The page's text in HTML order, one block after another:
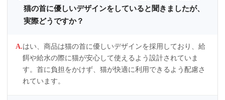
猫の首に優しいデザインをしていると聞きましたが、
実際どうですか？
はい、商品は猫の首に優しいデザインを採用しており、給
餌や給水の際に猫が安心して使えるよう設計されていま
す。首に負担をかけず、猫が快適に利用できるよう配慮さ
れています。